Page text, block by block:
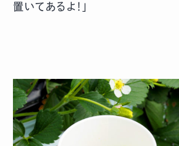
置いてあるよ！」